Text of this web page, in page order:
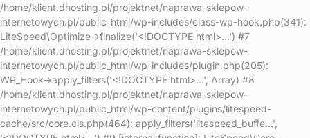
/home/klient.dhosting.pl/projektnet/naprawa-sklepow-
internetowych.pl/public_html/wp-includes/class-wp-hook.php(341):
LiteSpeed\Optimize->finalize('<!DOCTYPE html>...') #7
/home/klient.dhosting.pl/projektnet/naprawa-sklepow-
internetowych.pl/public_html/wp-includes/plugin.php(205):
WP_Hook->apply_filters('<!DOCTYPE html>...', Array) #8
/home/klient.dhosting.pl/projektnet/naprawa-sklepow-
internetowych.pl/public_html/wp-content/plugins/litespeed-
cache/src/core.cls.php(464): apply_filters('litespeed_buffe...',